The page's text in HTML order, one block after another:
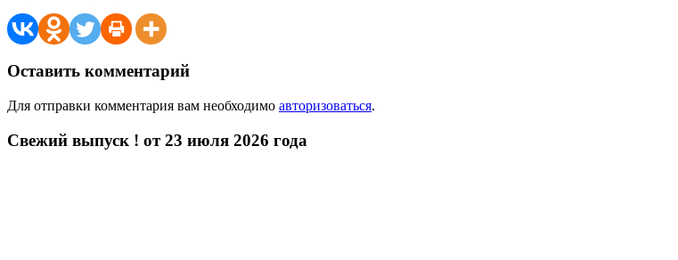
Оставить комментарий
Для отправки комментария вам необходимо авторизоваться.
Свежий выпуск ! от 23 июля 2026 года